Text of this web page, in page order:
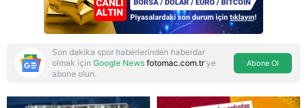
Son dakika spor haberlerinden haberdar
olmak için Google News fotomac.com.tr'ye
abone olun.
Abone Ol